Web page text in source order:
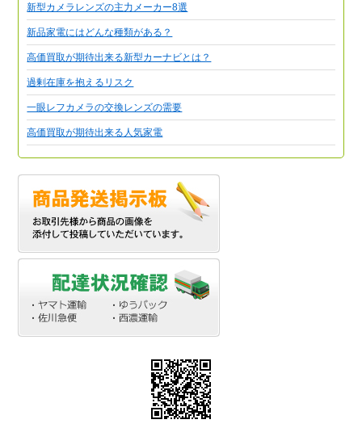
新型カメラレンズの主力メーカー8選
新品家電にはどんな種類がある？
高価買取が期待出来る新型カーナビとは？
過剰在庫を抱えるリスク
一眼レフカメラの交換レンズの需要
高価買取が期待出来る人気家電